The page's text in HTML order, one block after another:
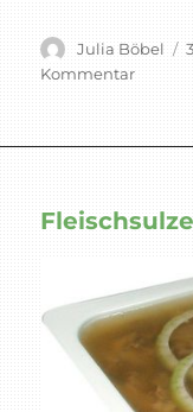
Autor
Julia Böbel
Kommentarzu
Fleischsulze